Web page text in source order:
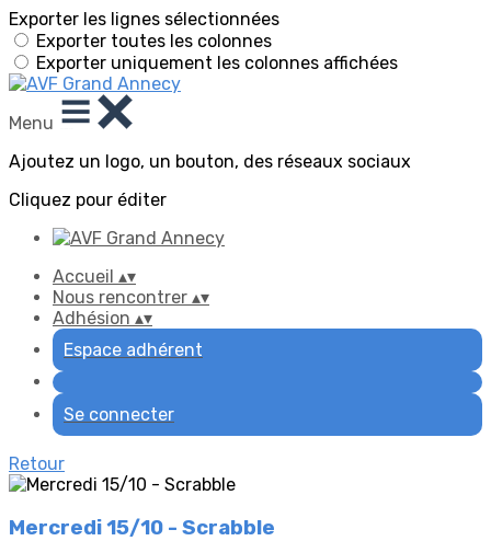
Exporter les lignes sélectionnées
Exporter toutes les colonnes
Exporter uniquement les colonnes affichées
Menu
Ajoutez un logo, un bouton, des réseaux sociaux
Cliquez pour éditer
Accueil ▴▾
Nous rencontrer ▴▾
Adhésion ▴▾
Espace adhérent
Se connecter
Retour
Mercredi 15/10 - Scrabble